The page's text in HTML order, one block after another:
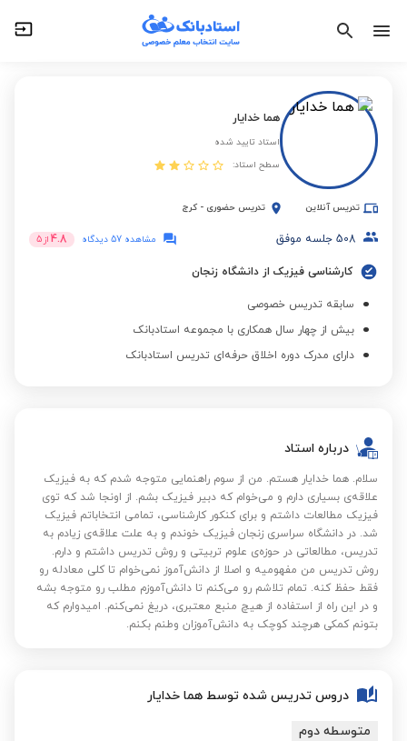
هما خدایار
استاد تایید شده
سطح استاد:
تدریس آنلاین تدریس حضوری - کرج
508 جلسه موفق مشاهده 57 دیدگاه 4.8 از 5
کارشناسی فیزیک از دانشگاه زنجان
سابقه تدریس خصوصی
بیش از چهار سال همکاری با مجموعه استادبانک
دارای مدرک دوره اخلاق حرفه‌ای تدریس استادبانک
درباره استاد
سلام. هما خدایار هستم. من از سوم راهنمایی متوجه شدم که به فیزیک
علاقه‌ی بسیاری دارم و می‌خوام که دبیر فیزیک بشم. از اونجا شد که توی
فیزیک مطالعات داشتم و برای کنکور کارشناسی، تمامی انتخاباتم فیزیک
شد. در دانشگاه سراسری زنجان فیزیک خوندم و به علت علاقه‌ی زیادم به
تدریس، مطالعاتی در حوزه‌ی علوم تربیتی و روش تدریس داشتم و دارم.
روش تدریس من مفهومیه و اصلا از دانش‌آموز نمی‌خوام تا کلی معادله رو
فقط حفظ کنه. تمام تلاشم رو می‌کنم تا دانش‌آموزم مطلب رو متوجه بشه
و در این راه از استفاده از هیچ منبع معتبری، دریغ نمی‌کنم. امیدوارم که
بتونم کمکی هرچند کوچک به دانش‌آموزان وطنم بکنم.
دروس تدریس شده توسط هما خدایار
متوسطه دوم